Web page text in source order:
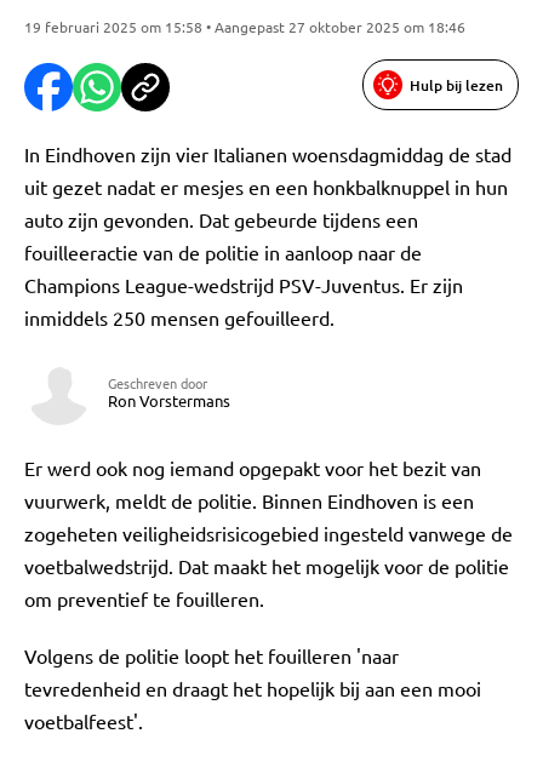
19 februari 2025 om 15:58 • Aangepast 27 oktober 2025 om 18:46
Hulp bij lezen
In Eindhoven zijn vier Italianen woensdagmiddag de stad
uit gezet nadat er mesjes en een honkbalknuppel in hun
auto zijn gevonden. Dat gebeurde tijdens een
fouilleeractie van de politie in aanloop naar de
Champions League-wedstrijd PSV-Juventus. Er zijn
inmiddels 250 mensen gefouilleerd.
Geschreven door
Ron Vorstermans
Er werd ook nog iemand opgepakt voor het bezit van
vuurwerk, meldt de politie. Binnen Eindhoven is een
zogeheten veiligheidsrisicogebied ingesteld vanwege de
voetbalwedstrijd. Dat maakt het mogelijk voor de politie
om preventief te fouilleren.
Volgens de politie loopt het fouilleren 'naar
tevredenheid en draagt het hopelijk bij aan een mooi
voetbalfeest'.